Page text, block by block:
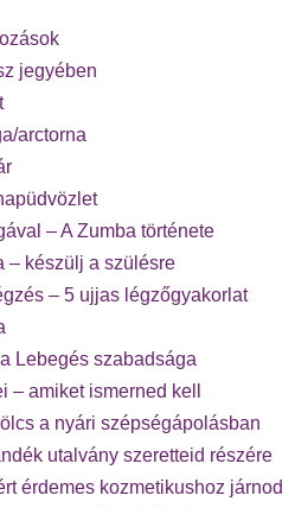
jegyében
arctorna
– A Zumba története
– készülj a szülésre
– 5 ujjas légzőgyakorlat
Lebegés szabadsága
– amiket ismerned kell
a nyári szépségápolásban
utalvány szeretteid részére
érdemes kozmetikushoz járnod